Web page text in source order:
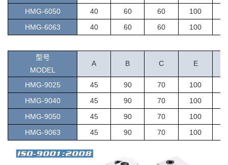
HMG-6050 40 60 60 100
HMG-6063
40 60 60 100
型号
MODEL
A B C E
HMG-9025 45 90 70 100
HMG-9040
45 90 70 100
HMG-9050 45 90 70 100
HMG-9063
45 90 70 100